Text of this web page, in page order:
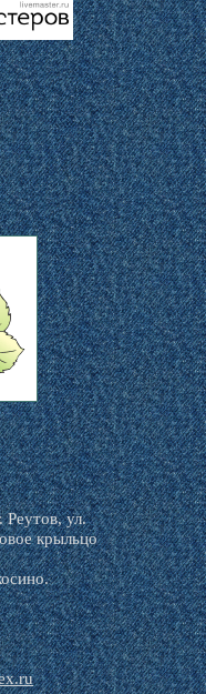
Реутов, ул.
крыльцо